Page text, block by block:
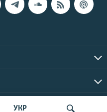
УКР
2026 | Все права защищены.